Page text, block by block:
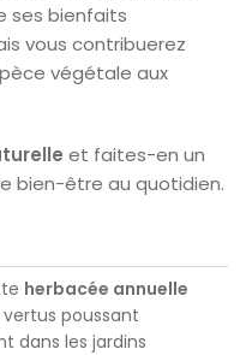
ses bienfaits
vous contribuerez
végétale aux
et faites-en un
bien-être au quotidien.
herbacée annuelle
poussant
dans les jardins